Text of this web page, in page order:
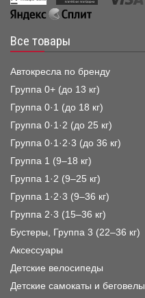
Все товары
Автокресла по бренду
Группа 0+ (до 13 кг)
Группа 0·1 (до 18 кг)
Группа 0·1·2 (до 25 кг)
Группа 0·1·2·3 (до 36 кг)
Группа 1 (9–18 кг)
Группа 1·2 (9–25 кг)
Группа 1·2·3 (9–36 кг)
Группа 2·3 (15–36 кг)
Бустеры, Группа 3 (22–36 кг)
Аксессуары
Детские велосипеды
Детские самокаты и беговелы